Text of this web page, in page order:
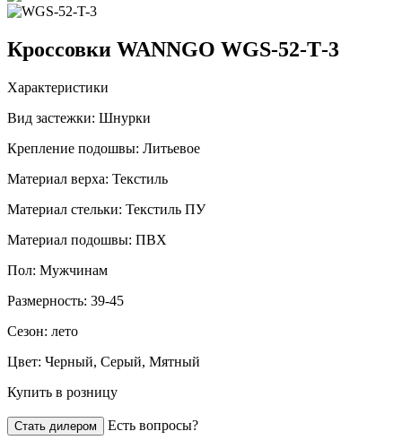
Кроссовки WANNGO WGS‑52‑T‑3
Характеристики
Вид застежки: Шнурки
Крепление подошвы: Литьевое
Материал верха: Текстиль
Материал стельки: Текстиль ПУ
Материал подошвы: ПВХ
Пол: Мужчинам
Размерность: 39-45
Сезон: лето
Цвет: Черный, Серый, Мятный
Купить в розницу
Стать дилером Есть вопросы?